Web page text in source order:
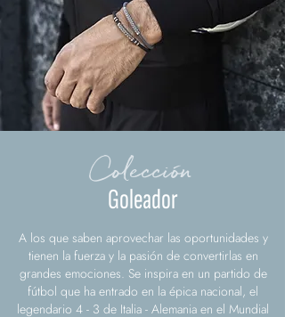
Colección
Goleador
A los que saben aprovechar las oportunidades y
tienen la fuerza y la pasión de convertirlas en
grandes emociones. Se inspira en un partido de
fútbol que ha entrado en la épica nacional, el
legendario 4 - 3 de Italia - Alemania en el Mundial